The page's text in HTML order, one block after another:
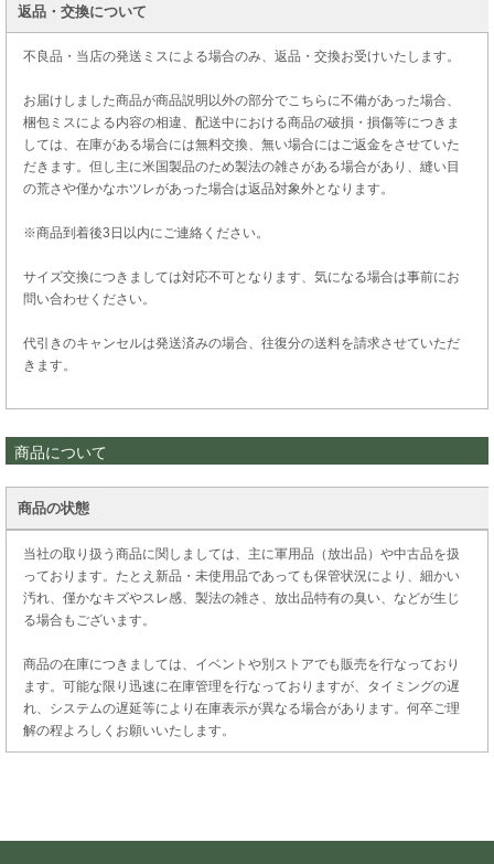
返品・交換について
不良品・当店の発送ミスによる場合のみ、返品・交換お受けいたします。
お届けしました商品が商品説明以外の部分でこちらに不備があった場合、
梱包ミスによる内容の相違、配送中における商品の破損・損傷等につきま
しては、在庫がある場合には無料交換、無い場合にはご返金をさせていた
だきます。但し主に米国製品のため製法の雑さがある場合があり、縫い目
の荒さや僅かなホツレがあった場合は返品対象外となります。
※商品到着後3日以内にご連絡ください。
サイズ交換につきましては対応不可となります、気になる場合は事前にお
問い合わせください。
代引きのキャンセルは発送済みの場合、往復分の送料を請求させていただ
きます。
商品について
商品の状態
当社の取り扱う商品に関しましては、主に軍用品（放出品）や中古品を扱
っております。たとえ新品・未使用品であっても保管状況により、細かい
汚れ、僅かなキズやスレ感、製法の雑さ、放出品特有の臭い、などが生じ
る場合もございます。
商品の在庫につきましては、イベントや別ストアでも販売を行なっており
ます。可能な限り迅速に在庫管理を行なっておりますが、タイミングの遅
れ、システムの遅延等により在庫表示が異なる場合があります。何卒ご理
解の程よろしくお願いいたします。